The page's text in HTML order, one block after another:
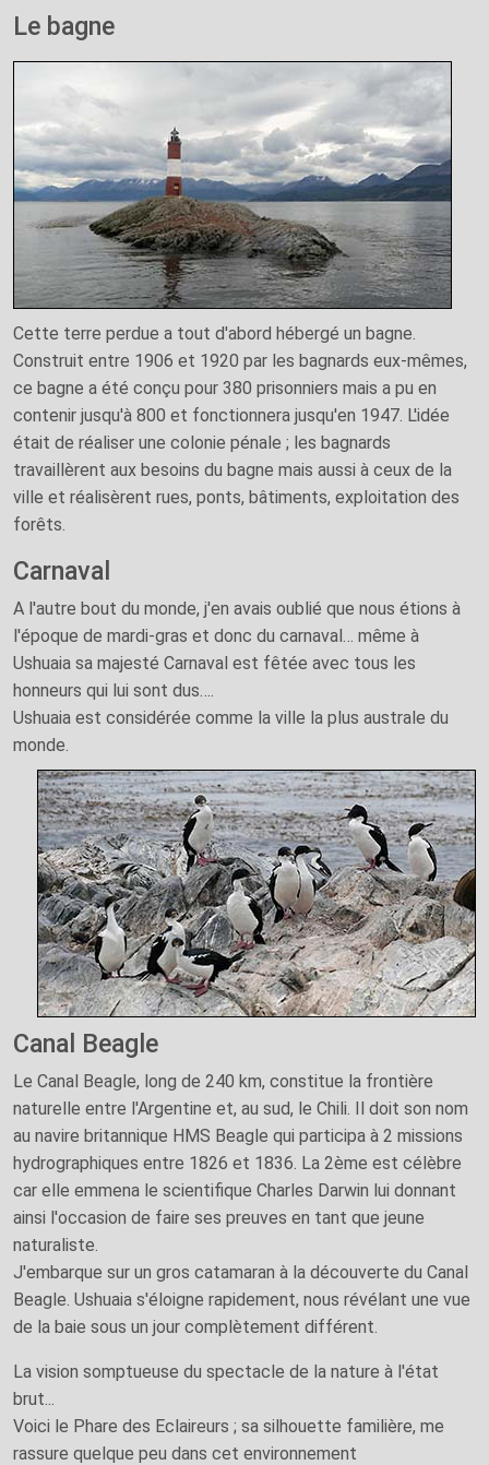
Le bagne
Cette terre perdue a tout d'abord hébergé un bagne.
Construit entre 1906 et 1920 par les bagnards eux-mêmes,
ce bagne a été conçu pour 380 prisonniers mais a pu en
contenir jusqu'à 800 et fonctionnera jusqu'en 1947. L'idée
était de réaliser une colonie pénale ; les bagnards
travaillèrent aux besoins du bagne mais aussi à ceux de la
ville et réalisèrent rues, ponts, bâtiments, exploitation des
forêts.
Carnaval
A l'autre bout du monde, j'en avais oublié que nous étions à
l'époque de mardi-gras et donc du carnaval… même à
Ushuaia sa majesté Carnaval est fêtée avec tous les
honneurs qui lui sont dus….
Ushuaia est considérée comme la ville la plus australe du
monde.
Canal Beagle
Le Canal Beagle, long de 240 km, constitue la frontière
naturelle entre l'Argentine et, au sud, le Chili. Il doit son nom
au navire britannique HMS Beagle qui participa à 2 missions
hydrographiques entre 1826 et 1836. La 2ème est célèbre
car elle emmena le scientifique Charles Darwin lui donnant
ainsi l'occasion de faire ses preuves en tant que jeune
naturaliste.
J'embarque sur un gros catamaran à la découverte du Canal
Beagle. Ushuaia s'éloigne rapidement, nous révélant une vue
de la baie sous un jour complètement différent.
La vision somptueuse du spectacle de la nature à l'état
brut...
Voici le Phare des Eclaireurs ; sa silhouette familière, me
rassure quelque peu dans cet environnement